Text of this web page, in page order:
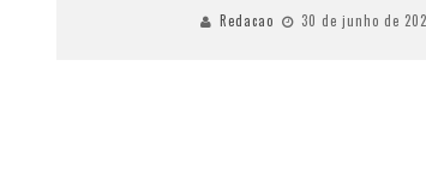
Redacao 30 de junho de